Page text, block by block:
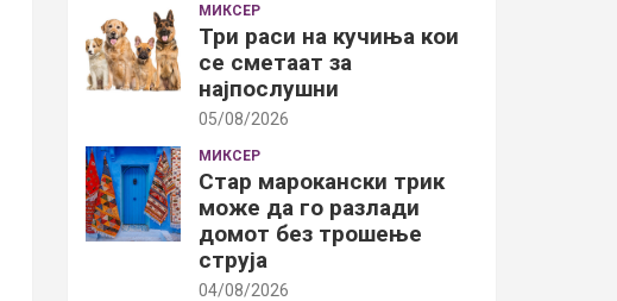
МИКСЕР
Три раси на кучиња кои
се сметаат за
најпослушни
05/08/2026
МИКСЕР
Стар марокански трик
може да го разлади
домот без трошење
струја
04/08/2026